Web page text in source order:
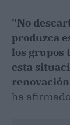
"No
produzca
los grupos
esta
ha